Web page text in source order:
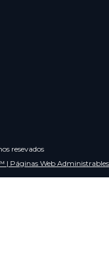
resevados
| Páginas Web Administrables